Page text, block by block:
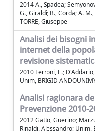
2014 A., Spadea;
G., Giraldi; B., Corda; A.
TORRE, Giuseppe
Analisi dei bisogni
internet della
revisione
2010 Ferroni, E.;
Unim, BRIGID
Analisi ragionara
Prevenzione 2010-
2012 Gatto, Guerino;
Rinaldi, Alessandro; Unim,